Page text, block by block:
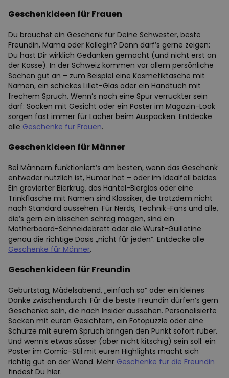
Geschenkideen für Frauen
Du brauchst ein Geschenk für Deine Schwester, beste
Freundin, Mama oder Kollegin? Dann darf’s gerne zeigen:
Du hast Dir wirklich Gedanken gemacht (und nicht erst an
der Kasse). In der Schweiz kommen vor allem persönliche
Sachen gut an – zum Beispiel eine Kosmetiktasche mit
Namen, ein schickes Lillet-Glas oder ein Handtuch mit
frechem Spruch. Wenn’s noch eine Spur verrückter sein
darf: Socken mit Gesicht oder ein Poster im Magazin-Look
sorgen fast immer für Lacher beim Auspacken. Entdecke
alle Geschenke für Frauen.
Geschenkideen für Männer
Bei Männern funktioniert’s am besten, wenn das Geschenk
entweder nützlich ist, Humor hat – oder im Idealfall beides.
Ein gravierter Bierkrug, das Hantel-Bierglas oder eine
Trinkflasche mit Namen sind Klassiker, die trotzdem nicht
nach Standard aussehen. Für Nerds, Technik-Fans und alle,
die’s gern ein bisschen schräg mögen, sind ein
Motherboard-Schneidebrett oder die Wurst-Guillotine
genau die richtige Dosis „nicht für jeden“. Entdecke alle
Geschenke für Männer.
Geschenkideen für Freundin
Geburtstag, Mädelsabend, „einfach so“ oder ein kleines
Danke zwischendurch: Für die beste Freundin dürfen’s gern
Geschenke sein, die nach Insider aussehen. Personalisierte
Socken mit euren Gesichtern, ein Fotopuzzle oder eine
Schürze mit eurem Spruch bringen den Punkt sofort rüber.
Und wenn’s etwas süsser (aber nicht kitschig) sein soll: ein
Poster im Comic-Stil mit euren Highlights macht sich
richtig gut an der Wand. Mehr Geschenke für die Freundin
findest Du hier.